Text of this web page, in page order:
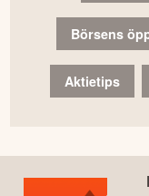
Börsens
Aktietips